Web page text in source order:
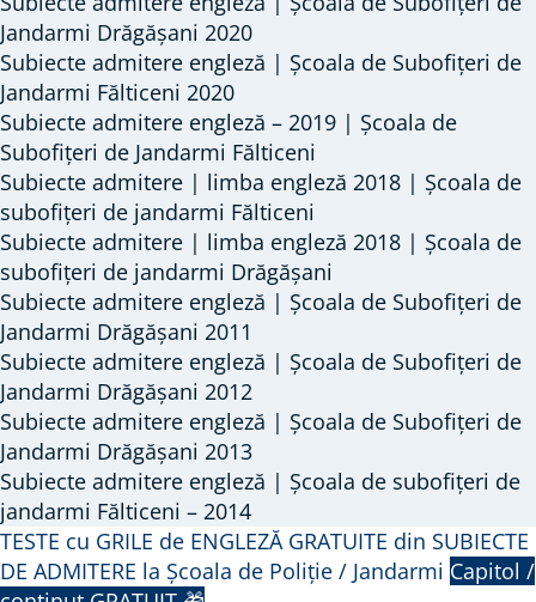
Jandarmi Drăgășani 2020
Subiecte admitere engleză | Școala de Subofițeri de
Jandarmi Fălticeni 2020
Subiecte admitere engleză – 2019 | Școala de
Subofițeri de Jandarmi Fălticeni
Subiecte admitere | limba engleză 2018 | Școala de
subofițeri de jandarmi Fălticeni
Subiecte admitere | limba engleză 2018 | Școala de
subofițeri de jandarmi Drăgășani
Subiecte admitere engleză | Școala de Subofițeri de
Jandarmi Drăgășani 2011
Subiecte admitere engleză | Școala de Subofițeri de
Jandarmi Drăgășani 2012
Subiecte admitere engleză | Școala de Subofițeri de
Jandarmi Drăgășani 2013
Subiecte admitere engleză | Școala de subofițeri de
jandarmi Fălticeni – 2014
TESTE cu GRILE de ENGLEZĂ GRATUITE din SUBIECTE
DE ADMITERE la Școala de Poliție / Jandarmi Capitol /